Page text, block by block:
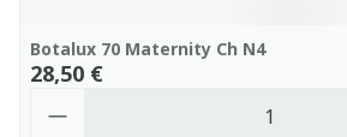
Botalux 70 Maternity Ch N4
28,50 €